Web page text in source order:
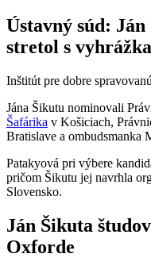
Ústavný súd:
stretol s
Inštitút pre dobre
Jána Šikutu nominovali
Šafárika v Košiciach,
Bratislave a ombudsmanka
Patakyová pri výbere
pričom Šikutu jej navrhla
Slovensko.
Ján Šikuta
Oxforde